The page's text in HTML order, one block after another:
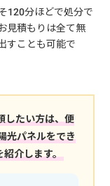
120分ほどで処分で
見積もりは全て無
すことも可能で
したい方は、便
光パネルをでき
紹介します。